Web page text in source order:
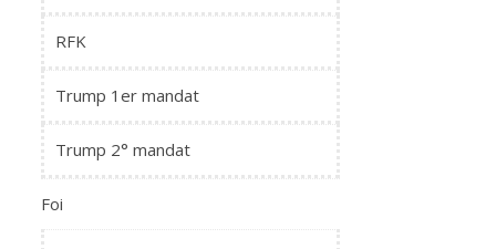
RFK
Trump 1er mandat
Trump 2° mandat
Foi